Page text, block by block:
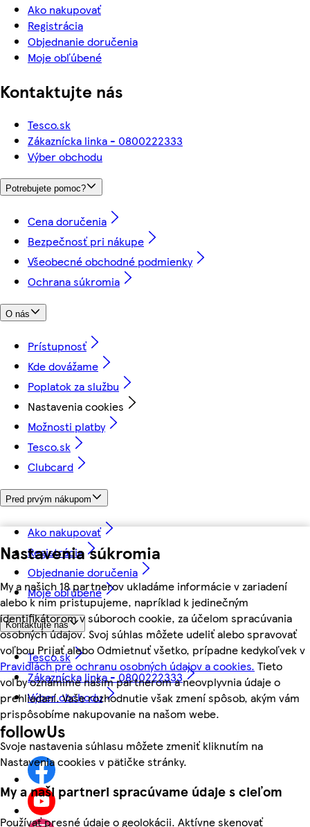
Nastavenia súkromia
My a našich 18 partnerov ukladáme informácie v zariadení
alebo k nim pristupujeme, napríklad k jedinečným
identifikátorom v súboroch cookie, za účelom spracúvania
osobných údajov. Svoj súhlas môžete udeliť alebo spravovať
voľbou Prijať alebo Odmietnuť všetko, prípadne kedykoľvek v
Pravidlách pre ochranu osobných údajov a cookies. Tieto
voľby oznámime našim partnerom a neovplyvnia údaje o
prehliadaní. Vaše rozhodnutie však zmení spôsob, akým vám
prispôsobíme nakupovanie na našom webe.
Svoje nastavenia súhlasu môžete zmeniť kliknutím na
Nastavenia cookies v pätičke stránky.
My a naši partneri spracúvame údaje s cieľom
Používať presné údaje o geolokácii. Aktívne skenovať
Ako nakupovať
Registrácia
Objednanie doručenia
Moje obľúbené
Kontaktujte nás
Tesco.sk
Zákaznícka linka - 0800222333
Výber obchodu
Potrebujete pomoc?
Cena doručenia
Bezpečnosť pri nákupe
Všeobecné obchodné podmienky
Ochrana súkromia
O nás
Prístupnosť
Kde dovážame
Poplatok za službu
Nastavenia cookies
Možnosti platby
Tesco.sk
Clubcard
Pred prvým nákupom
Ako nakupovať
Registrácia
Objednanie doručenia
Moje obľúbené
Kontaktujte nás
Tesco.sk
Zákaznícka linka - 0800222333
Výber obchodu
followUs